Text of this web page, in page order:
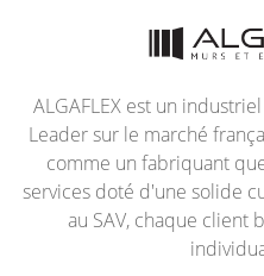
ALGAFLEX est un
Leader sur le marché
comme un fabriquant
services doté d'une solide
au SAV, chaque client